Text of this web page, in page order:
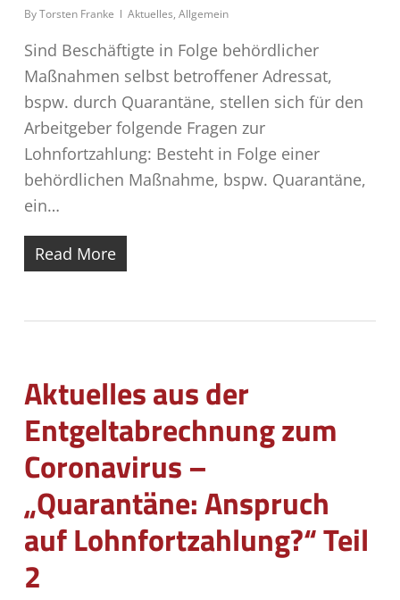
ByTorsten Franke Aktuelles, Allgemein
Sind Beschäftigte in Folge behördlicher
Maßnahmen selbst betroffener Adressat,
bspw. durch Quarantäne, stellen sich für den
Arbeitgeber folgende Fragen zur
Lohnfortzahlung: Besteht in Folge einer
behördlichen Maßnahme, bspw. Quarantäne,
ein…
Read More
Aktuelles aus der
Entgeltabrechnung zum
Coronavirus –
„Quarantäne: Anspruch
auf Lohnfortzahlung?“ Teil
2